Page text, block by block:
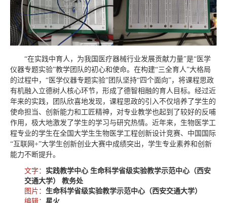
“在实践中育人，为我国医疗器械行业发展贡献力量”是“医学
仪器专题实验”教学团队的初心和使命。在构建“三全育人”大格局
的过程中，“医学仪器专题实验”团队坚持“四个面向”，将课程思政
有机融入立德树人核心环节，形成了德智相融的育人目标。经过近
年来的实践，团队欣喜地发现，课程思政的引入不仅培养了学生的
使命担当、创新能力和工匠精神，对专业教学也起到了较好的反哺
作用，极大地激发了学生的学习与研究热情。近年来，生物医学工
程专业的学生在全国大学生生物医学工程创新设计竞赛、中国国际
“互联网+”大学生创新创业大赛中成绩突出，学生专业素养和创新
能力不断提升。
文字： 实践教学中心 生命科学省级实验教学示范中心（西安
交通大学） 教务处
图片： 生命科学省级实验教学示范中心（西安交通大学）
编辑： 星火